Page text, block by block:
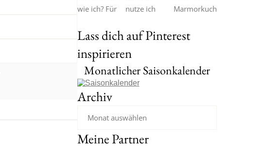
Lass dich auf Pinterest
inspirieren
Monatlicher Saisonkalender
Archiv
Meine Partner